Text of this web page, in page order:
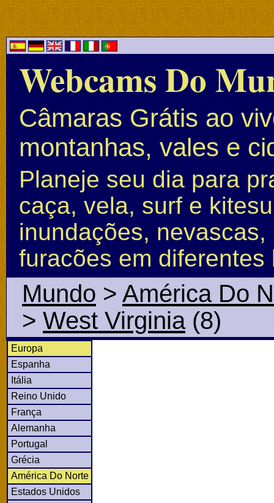
Webcams Do
Câmaras Grátis ao
montanhas, vales e
Planeje seu dia para
caça, vela, surf e
inundações,
furacões em
Mundo > América Do
> West Virginia(8)
Europa
Espanha
Itália
Reino Unido
França
Alemanha
Portugal
Grécia
América Do Norte
Estados Unidos